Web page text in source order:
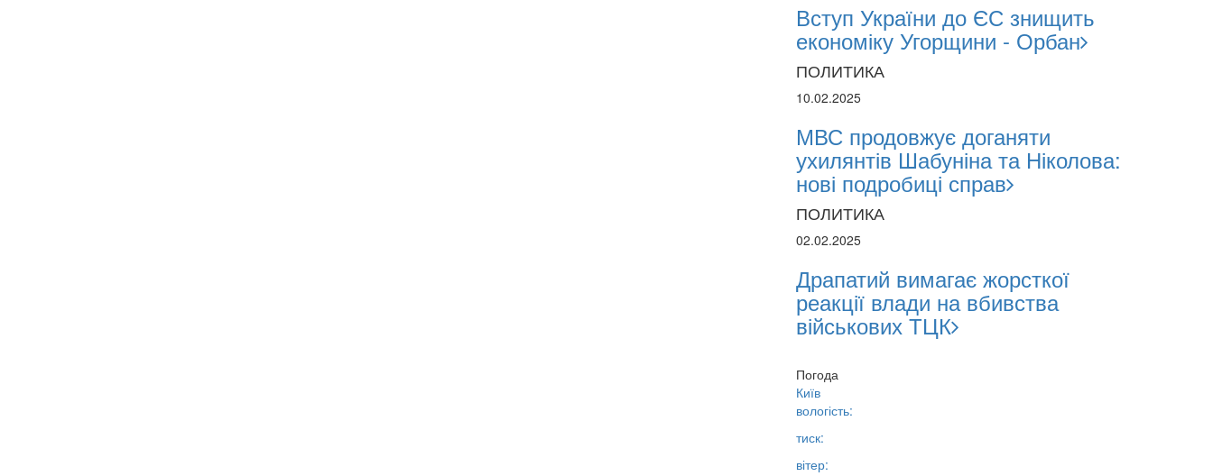
Вступ України до ЄС знищить
економіку Угорщини - Орбан
ПОЛИТИКА
10.02.2025
МВС продовжує доганяти
ухилянтів Шабуніна та Ніколова:
нові подробиці справ
ПОЛИТИКА
02.02.2025
Драпатий вимагає жорсткої
реакції влади на вбивства
військових ТЦК
Погода
Київ
вологість:
тиск:
вітер: